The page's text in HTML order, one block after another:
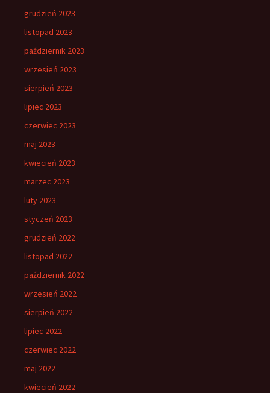
grudzień 2023
listopad 2023
październik 2023
wrzesień 2023
sierpień 2023
lipiec 2023
czerwiec 2023
maj 2023
kwiecień 2023
marzec 2023
luty 2023
styczeń 2023
grudzień 2022
listopad 2022
październik 2022
wrzesień 2022
sierpień 2022
lipiec 2022
czerwiec 2022
maj 2022
kwiecień 2022